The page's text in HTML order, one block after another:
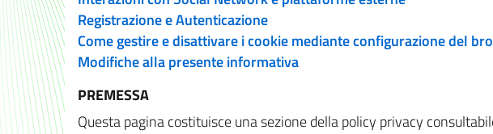
Registrazione e Autenticazione
Come gestire e disattivare i cookie mediante configurazione del
Modifiche alla presente informativa
PREMESSA
Questa pagina costituisce una sezione della policy privacy